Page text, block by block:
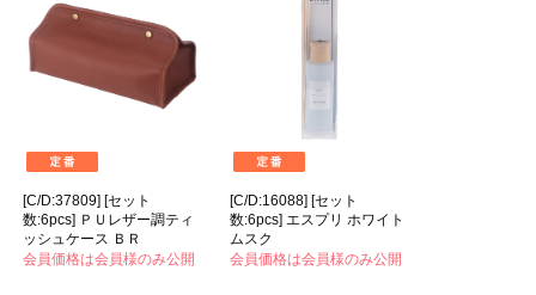
[C/D:37809] [セット
数:6pcs] ＰＵレザー調ティ
ッシュケース ＢＲ
会員価格は会員様のみ公開
[C/D:16088] [セット
数:6pcs] エスプリ ホワイト
ムスク
会員価格は会員様のみ公開